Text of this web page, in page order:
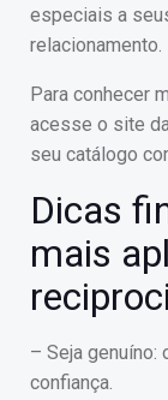
especiais a
relacionamento.
Para conhecer
acesse o site
seu catálogo
Dicas
mais
– Seja genuíno:
confiança.